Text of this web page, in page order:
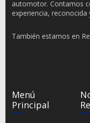
automotor. Contamos
experiencia,
También estamos en
Menú
Principal